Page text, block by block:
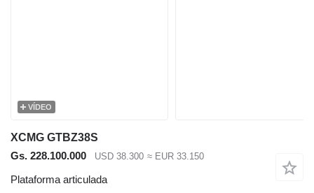
VÍDEO
XCMG GTBZ38S
Gs. 228.100.000
USD 38.300 ≈ EUR 33.150
Plataforma articulada